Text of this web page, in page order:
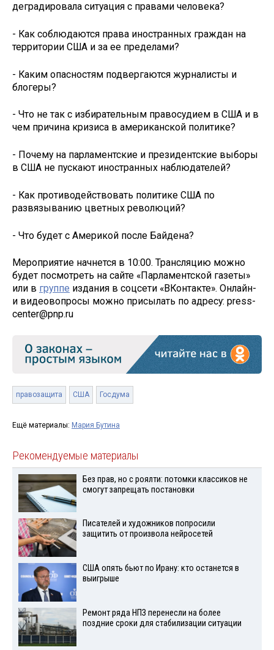
деградировала ситуация с правами человека?
- Как соблюдаются права иностранных граждан на
территории США и за ее пределами?
- Каким опасностям подвергаются журналисты и
блогеры?
- Что не так с избирательным правосудием в США и в
чем причина кризиса в американской политике?
- Почему на парламентские и президентские выборы
в США не пускают иностранных наблюдателей?
- Как противодействовать политике США по
развязыванию цветных революций?
- Что будет с Америкой после Байдена?
Мероприятие начнется в 10:00. Трансляцию можно
будет посмотреть на сайте «Парламентской газеты»
или в группе издания в соцсети «ВКонтакте». Онлайн-
и видеовопросы можно присылать по адресу: press-
center@pnp.ru
правозащита США Госдума
Ещё материалы: Мария Бутина
Рекомендуемые материалы
Без прав, но с роялти: потомки классиков не
смогут запрещать постановки
Писателей и художников попросили
защитить от произвола нейросетей
США опять бьют по Ирану: кто останется в
выигрыше
Ремонт ряда НПЗ перенесли на более
поздние сроки для стабилизации ситуации